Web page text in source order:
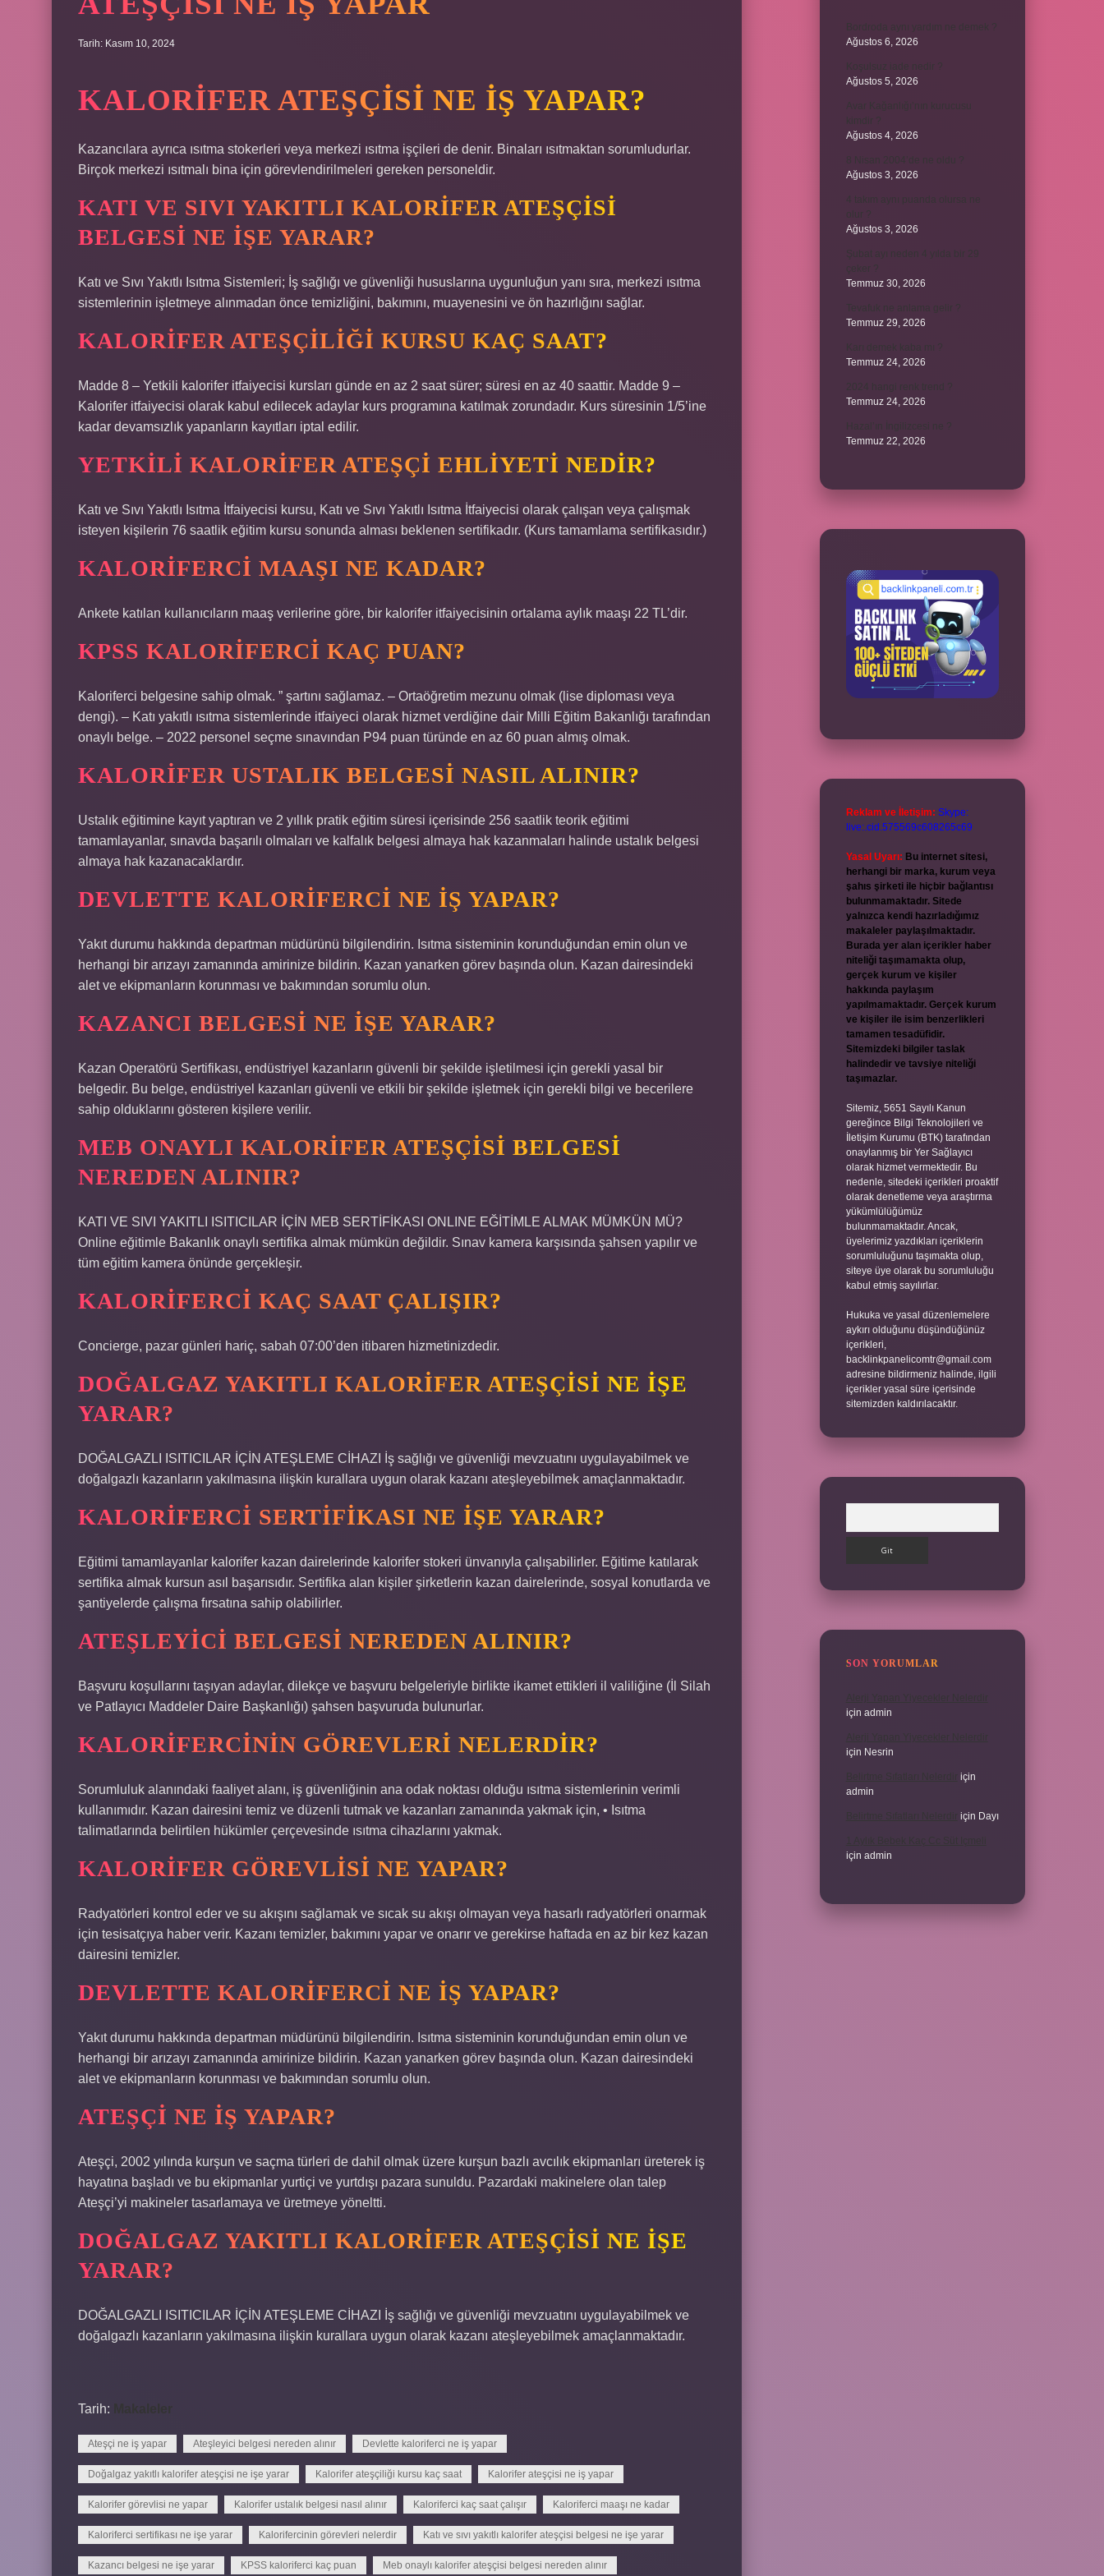
Tarih: Kasım 10, 2024
KALORIFER ATEŞÇISI NE IŞ YAPAR?
Kazancılara ayrıca ısıtma stokerleri veya merkezi ısıtma işçileri de denir. Binaları ısıtmaktan sorumludurlar.
Birçok merkezi ısıtmalı bina için görevlendirilmeleri gereken personeldir.
KATI VE SIVI YAKITLI KALORIFER ATEŞÇISI
BELGESI NE IŞE YARAR?
Katı ve Sıvı Yakıtlı Isıtma Sistemleri; İş sağlığı ve güvenliği hususlarına uygunluğun yanı sıra, merkezi ısıtma
sistemlerinin işletmeye alınmadan önce temizliğini, bakımını, muayenesini ve ön hazırlığını sağlar.
KALORIFER ATEŞÇILIĞI KURSU KAÇ SAAT?
Madde 8 – Yetkili kalorifer itfaiyecisi kursları günde en az 2 saat sürer; süresi en az 40 saattir. Madde 9 –
Kalorifer itfaiyecisi olarak kabul edilecek adaylar kurs programına katılmak zorundadır. Kurs süresinin 1/5’ine
kadar devamsızlık yapanların kayıtları iptal edilir.
YETKILI KALORIFER ATEŞÇI EHLIYETI NEDIR?
Katı ve Sıvı Yakıtlı Isıtma İtfaiyecisi kursu, Katı ve Sıvı Yakıtlı Isıtma İtfaiyecisi olarak çalışan veya çalışmak
isteyen kişilerin 76 saatlik eğitim kursu sonunda alması beklenen sertifikadır. (Kurs tamamlama sertifikasıdır.)
KALORIFERCI MAAŞI NE KADAR?
Ankete katılan kullanıcıların maaş verilerine göre, bir kalorifer itfaiyecisinin ortalama aylık maaşı 22 TL’dir.
KPSS KALORIFERCI KAÇ PUAN?
Kaloriferci belgesine sahip olmak. ” şartını sağlamaz. – Ortaöğretim mezunu olmak (lise diploması veya
dengi). – Katı yakıtlı ısıtma sistemlerinde itfaiyeci olarak hizmet verdiğine dair Milli Eğitim Bakanlığı tarafından
onaylı belge. – 2022 personel seçme sınavından P94 puan türünde en az 60 puan almış olmak.
KALORIFER USTALIK BELGESI NASIL ALINIR?
Ustalık eğitimine kayıt yaptıran ve 2 yıllık pratik eğitim süresi içerisinde 256 saatlik teorik eğitimi
tamamlayanlar, sınavda başarılı olmaları ve kalfalık belgesi almaya hak kazanmaları halinde ustalık belgesi
almaya hak kazanacaklardır.
DEVLETTE KALORIFERCI NE IŞ YAPAR?
Yakıt durumu hakkında departman müdürünü bilgilendirin. Isıtma sisteminin korunduğundan emin olun ve
herhangi bir arızayı zamanında amirinize bildirin. Kazan yanarken görev başında olun. Kazan dairesindeki
alet ve ekipmanların korunması ve bakımından sorumlu olun.
KAZANCI BELGESI NE IŞE YARAR?
Kazan Operatörü Sertifikası, endüstriyel kazanların güvenli bir şekilde işletilmesi için gerekli yasal bir
belgedir. Bu belge, endüstriyel kazanları güvenli ve etkili bir şekilde işletmek için gerekli bilgi ve becerilere
sahip olduklarını gösteren kişilere verilir.
MEB ONAYLI KALORIFER ATEŞÇISI BELGESI
NEREDEN ALINIR?
KATI VE SIVI YAKITLI ISITICILAR İÇİN MEB SERTİFİKASI ONLINE EĞİTİMLE ALMAK MÜMKÜN MÜ?
Online eğitimle Bakanlık onaylı sertifika almak mümkün değildir. Sınav kamera karşısında şahsen yapılır ve
tüm eğitim kamera önünde gerçekleşir.
KALORIFERCI KAÇ SAAT ÇALIŞIR?
Concierge, pazar günleri hariç, sabah 07:00’den itibaren hizmetinizdedir.
DOĞALGAZ YAKITLI KALORIFER ATEŞÇISI NE IŞE
YARAR?
DOĞALGAZLI ISITICILAR İÇİN ATEŞLEME CİHAZI İş sağlığı ve güvenliği mevzuatını uygulayabilmek ve
doğalgazlı kazanların yakılmasına ilişkin kurallara uygun olarak kazanı ateşleyebilmek amaçlanmaktadır.
KALORIFERCI SERTIFIKASI NE IŞE YARAR?
Eğitimi tamamlayanlar kalorifer kazan dairelerinde kalorifer stokeri ünvanıyla çalışabilirler. Eğitime katılarak
sertifika almak kursun asıl başarısıdır. Sertifika alan kişiler şirketlerin kazan dairelerinde, sosyal konutlarda ve
şantiyelerde çalışma fırsatına sahip olabilirler.
ATEŞLEYICI BELGESI NEREDEN ALINIR?
Başvuru koşullarını taşıyan adaylar, dilekçe ve başvuru belgeleriyle birlikte ikamet ettikleri il valiliğine (İl Silah
ve Patlayıcı Maddeler Daire Başkanlığı) şahsen başvuruda bulunurlar.
KALORIFERCININ GÖREVLERI NELERDIR?
Sorumluluk alanındaki faaliyet alanı, iş güvenliğinin ana odak noktası olduğu ısıtma sistemlerinin verimli
kullanımıdır. Kazan dairesini temiz ve düzenli tutmak ve kazanları zamanında yakmak için, • Isıtma
talimatlarında belirtilen hükümler çerçevesinde ısıtma cihazlarını yakmak.
KALORIFER GÖREVLISI NE YAPAR?
Radyatörleri kontrol eder ve su akışını sağlamak ve sıcak su akışı olmayan veya hasarlı radyatörleri onarmak
için tesisatçıya haber verir. Kazanı temizler, bakımını yapar ve onarır ve gerekirse haftada en az bir kez kazan
dairesini temizler.
DEVLETTE KALORIFERCI NE IŞ YAPAR?
Yakıt durumu hakkında departman müdürünü bilgilendirin. Isıtma sisteminin korunduğundan emin olun ve
herhangi bir arızayı zamanında amirinize bildirin. Kazan yanarken görev başında olun. Kazan dairesindeki
alet ve ekipmanların korunması ve bakımından sorumlu olun.
ATEŞÇI NE IŞ YAPAR?
Ateşçi, 2002 yılında kurşun ve saçma türleri de dahil olmak üzere kurşun bazlı avcılık ekipmanları üreterek iş
hayatına başladı ve bu ekipmanlar yurtiçi ve yurtdışı pazara sunuldu. Pazardaki makinelere olan talep
Ateşçi’yi makineler tasarlamaya ve üretmeye yöneltti.
DOĞALGAZ YAKITLI KALORIFER ATEŞÇISI NE IŞE
YARAR?
DOĞALGAZLI ISITICILAR İÇİN ATEŞLEME CİHAZI İş sağlığı ve güvenliği mevzuatını uygulayabilmek ve
doğalgazlı kazanların yakılmasına ilişkin kurallara uygun olarak kazanı ateşleyebilmek amaçlanmaktadır.
Tarih: Makaleler
Ateşçi ne iş yapar Ateşleyici belgesi nereden alınır Devlette kaloriferci ne iş yapar
Doğalgaz yakıtlı kalorifer ateşçisi ne işe yarar Kalorifer ateşçiliği kursu kaç saat Kalorifer ateşçisi ne iş yapar
Kalorifer görevlisi ne yapar Kalorifer ustalık belgesi nasıl alınır Kaloriferci kaç saat çalışır Kaloriferci maaşı ne kadar
Kaloriferci sertifikası ne işe yarar Kalorifercinin görevleri nelerdir Katı ve sıvı yakıtlı kalorifer ateşçisi belgesi ne işe yarar
Kazancı belgesi ne işe yarar KPSS kaloriferci kaç puan Meb onaylı kalorifer ateşçisi belgesi nereden alınır
Bordroda aynı yardım ne demek ?
Ağustos 6, 2026
Koşulsuz iade nedir ?
Ağustos 5, 2026
Avar Kağanlığı’nın kurucusu
Ağustos 4, 2026
Ağustos 3, 2026
4 takım aynı puanda olursa ne
Ağustos 3, 2026
Şubat ayı neden 4 yılda bir 29
Temmuz 30, 2026
Temmuz 29, 2026
Temmuz 24, 2026
Temmuz 24, 2026
Temmuz 22, 2026
Reklam ve İletişim: Skype:
live:.cid.575569c608265c69
Yasal Uyarı: Bu internet sitesi,
herhangi bir marka, kurum veya
şahıs şirketi ile hiçbir bağlantısı
bulunmamaktadır. Sitede
yalnızca kendi hazırladığımız
makaleler paylaşılmaktadır.
Burada yer alan içerikler haber
niteliği taşımamakta olup,
gerçek kurum ve kişiler
hakkında paylaşım
yapılmamaktadır. Gerçek kurum
ve kişiler ile isim benzerlikleri
tamamen tesadüfidir.
Sitemizdeki bilgiler taslak
halindedir ve tavsiye niteliği
taşımazlar.
Sitemiz, 5651 Sayılı Kanun
gereğince Bilgi Teknolojileri ve
İletişim Kurumu (BTK) tarafından
onaylanmış bir Yer Sağlayıcı
olarak hizmet vermektedir. Bu
nedenle, sitedeki içerikleri proaktif
olarak denetleme veya araştırma
yükümlülüğümüz
bulunmamaktadır. Ancak,
üyelerimiz yazdıkları içeriklerin
sorumluluğunu taşımakta olup,
siteye üye olarak bu sorumluluğu
kabul etmiş sayılırlar.
Hukuka ve yasal düzenlemelere
aykırı olduğunu düşündüğünüz
içerikleri,
backlinkpanelicomtr@gmail.com
adresine bildirmeniz halinde, ilgili
içerikler yasal süre içerisinde
sitemizden kaldırılacaktır.
SON YORUMLAR
için admin
için Nesrin
için
admin
için Dayı
için admin